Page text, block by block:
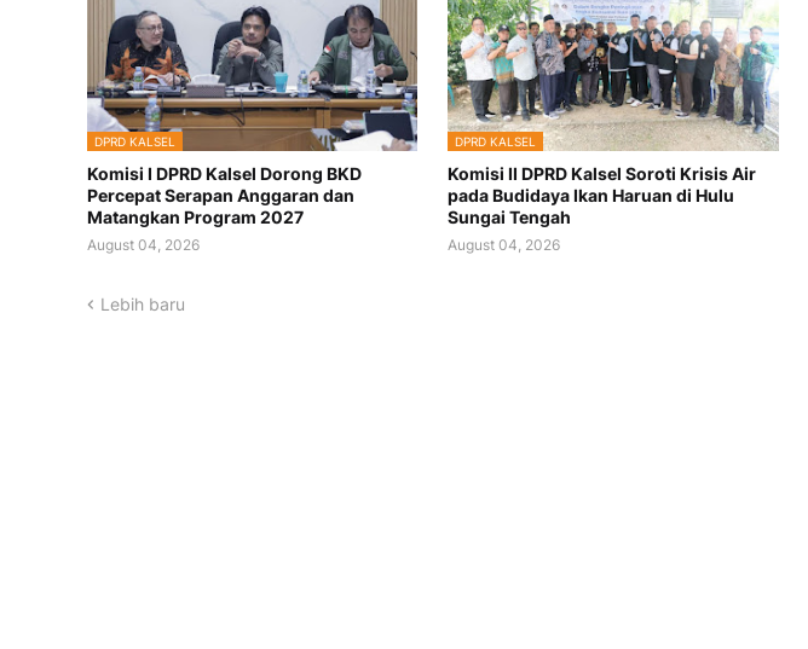
DPRD KALSEL
Komisi I DPRD Kalsel Dorong BKD
Percepat Serapan Anggaran dan
Matangkan Program 2027
August 04, 2026
DPRD KALSEL
Komisi II DPRD Kalsel Soroti Krisis Air
pada Budidaya Ikan Haruan di Hulu
Sungai Tengah
August 04, 2026
Lebih baru